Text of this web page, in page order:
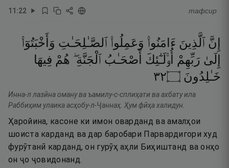
11:22 тафсир
إِنَّ ٱلَّذِينَ ءَامَنُوا۟ وَعَمِلُوا۟ ٱلصَّـٰلِحَـٰتِ وَأَخْبَتُوٓا۟
إِلَىٰ رَبِّهِمْ أُو۟لَـٰٓئِكَ أَصْحَـٰبُ ٱلْجَنَّةِ ۖ هُمْ فِيهَا
خَـٰلِدُونَ ۝٢٣
Инна-л лазӣна оману ва ъамилу-с-сплиҳати ва ахбату ила
Раббиҳим улаика асҳобу-л-Ҷаннаҳ. Ҳум фӣҳа халидун.
Ҳаройина, касоне ки имон оварданд ва амалҳои
шоиста карданд ва дар баробари Парвардигори худ
фурӯтанӣ карданд, он гурӯҳ аҳли Биҳиштанд ва онҳо
он ҷо ҷовидонанд.